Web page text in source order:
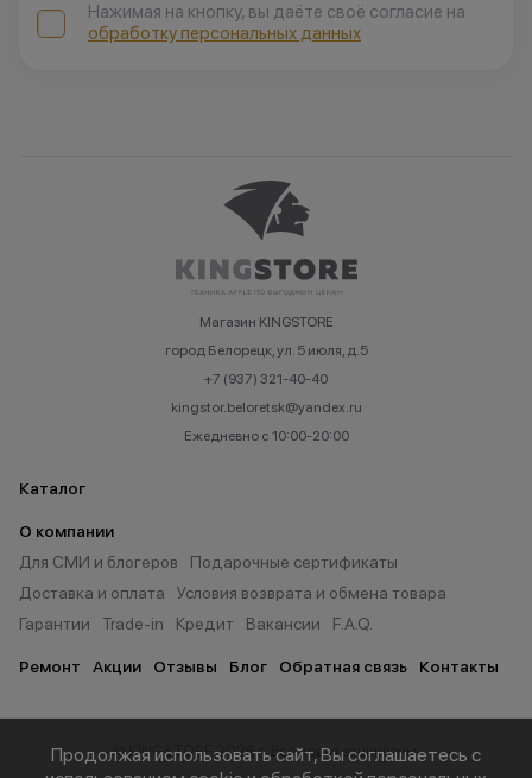
Нажимая на кнопку, вы даёте своё согласие на
обработку персональных данных
Магазин KINGSTORE
город Белорецк, ул. 5 июля, д.5
+7 (937) 321-40-40
kingstor.beloretsk@yandex.ru
Ежедневно с 10:00-20:00
Каталог
О компании
Для СМИ и блогеров
Подарочные сертификаты
Доставка и оплата
Условия возврата и обмена товара
Гарантии
Trade-in Кредит Вакансии F.A.Q.
Ремонт Акции Отзывы Блог Обратная связь Контакты
© KINGSTORE 2026 г. Все права защищены.
Продолжая использовать сайт, Вы соглашаетесь с